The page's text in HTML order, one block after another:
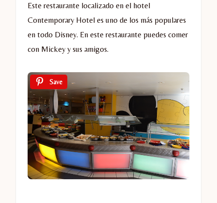
Este restaurante localizado en el hotel
Contemporary Hotel es uno de los más populares
en todo Disney. En este restaurante puedes comer
con Mickey y sus amigos.
Save